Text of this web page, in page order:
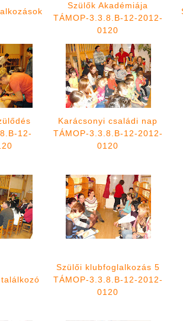
Szülők Akadémiája
TÁMOP-3.3.8.B-12-2012-
0120
12-
Karácsonyi családi nap
TÁMOP-3.3.8.B-12-2012-
0120
Szülői klubfoglalkozás 5
TÁMOP-3.3.8.B-12-2012-
0120